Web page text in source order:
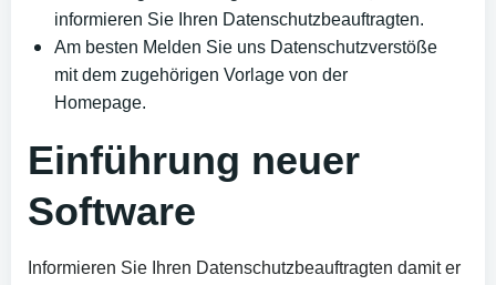
informieren Sie Ihren Datenschutzbeauftragten.
Am besten Melden Sie uns Datenschutzverstöße
mit dem zugehörigen Vorlage von der
Homepage.
Einführung neuer
Software
Informieren Sie Ihren Datenschutzbeauftragten damit er